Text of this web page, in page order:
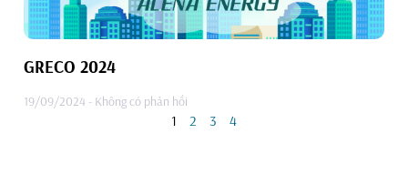
GRECO 2024
19/09/2024 Không có phản hồi
1 2 3 4